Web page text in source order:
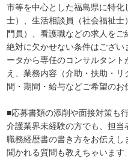
市等を中心とした福島県に特
士）、生活相談員（社会福祉
門員）、看護職などの求人をご
絶対に欠かせない条件はござ
ータから専任のコンサルタン
え、業務内容（介助・扶助・
間・期間・給与などご希望のお
■応募書類の添削や面接対策も
介護業界未経験の方でも、担
職務経歴書の書き方をお伝えし
聞かれる質問も教えちゃいます